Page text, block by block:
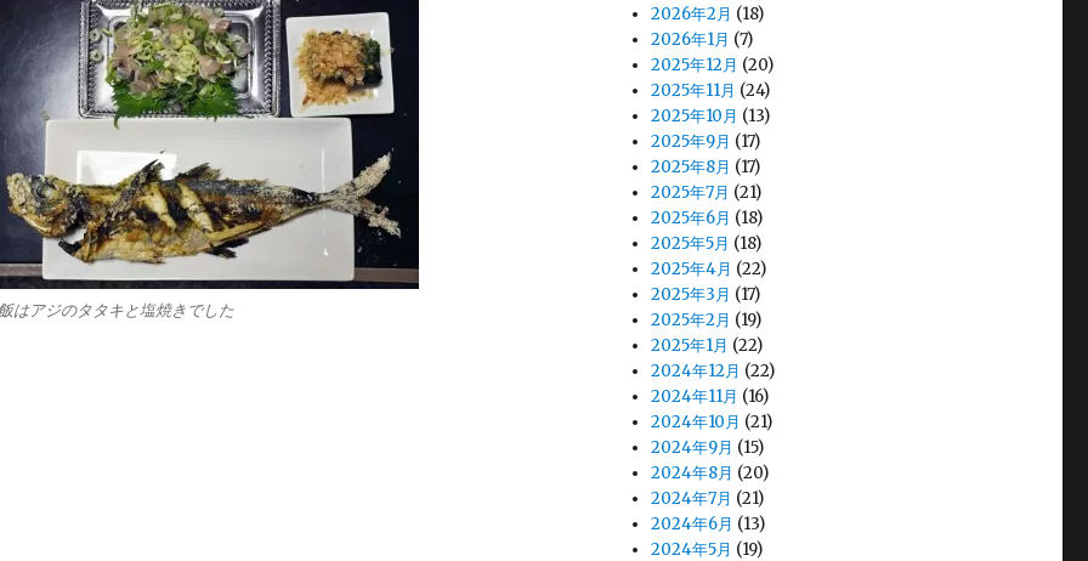
はアジのタタキと塩焼きでした
2026年2月 (18)
2026年1月 (7)
2025年12月 (20)
2025年11月 (24)
2025年10月 (13)
2025年9月 (17)
2025年8月 (17)
2025年7月 (21)
2025年6月 (18)
2025年5月 (18)
2025年4月 (22)
2025年3月 (17)
2025年2月 (19)
2025年1月 (22)
2024年12月 (22)
2024年11月 (16)
2024年10月 (21)
2024年9月 (15)
2024年8月 (20)
2024年7月 (21)
2024年6月 (13)
2024年5月 (19)